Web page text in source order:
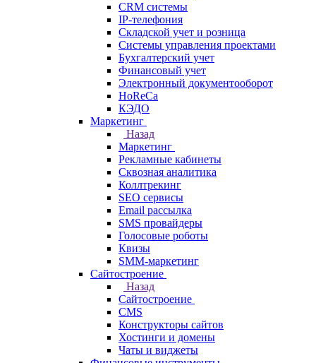
CRM системы
IP-телефония
Складской учет и розница
Системы управления проектами
Бухгалтерский учет
Финансовый учет
Электронный документооборот
HoReCa
КЭДО
Маркетинг
Назад
Маркетинг
Рекламные кабинеты
Cквозная аналитика
Коллтрекинг
SEO сервисы
Email расcылка
SMS провайдеры
Голосовые роботы
Квизы
SMM-маркетинг
Сайтостроение
Назад
Сайтостроение
CMS
Конструкторы сайтов
Хостинги и домены
Чаты и виджеты